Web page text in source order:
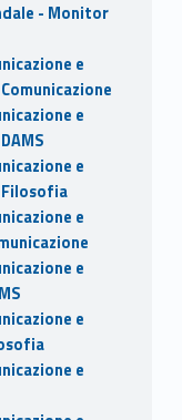
- Monitor
e
e
e
e
e
e
e